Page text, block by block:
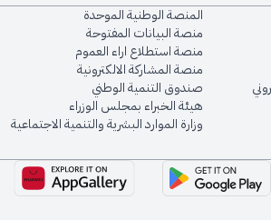
المنصة الوطنية الموحدة
منصة البيانات المفتوحة
منصة استطلاع اراء العموم
منصة المشاركة الالكترونية
صندوق التنمية الوطني
هيئة الخبراء بمجلس الوزراء
وزارة الموارد البشرية والتنمية الاجتماعية